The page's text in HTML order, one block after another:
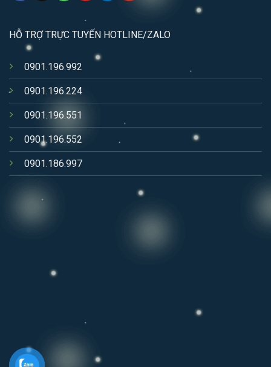
HỖ TRỢ TRỰC TUYẾN HOTLINE/ZALO
0901.196.992
0901.196.224
0901.196.551
0901.196.552
0901.186.997